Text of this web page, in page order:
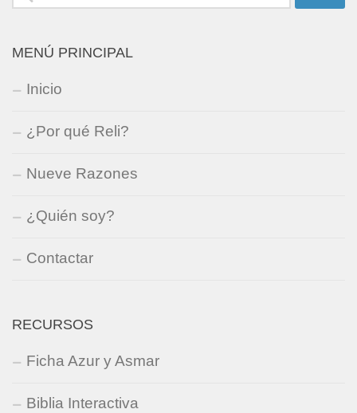
MENÚ PRINCIPAL
Inicio
¿Por qué Reli?
Nueve Razones
¿Quién soy?
Contactar
RECURSOS
Ficha Azur y Asmar
Biblia Interactiva